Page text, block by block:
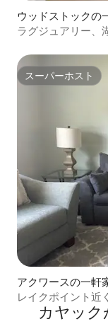
ウッドストックの
ラグジュアリー、
スーパーホスト
スーパーホスト
アクワースの一軒
レイクポイント近
るく新しい家
カヤック